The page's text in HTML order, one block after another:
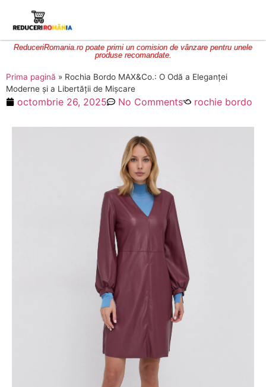
ReduceriRomania.ro poate primi un comision de vânzare pentru unele
produse recomandate.
Prima pagină » Rochia Bordo MAX&Co.: O Odă a Eleganței
Moderne și a Libertății de Mișcare
octombrie 26, 2025 No Comments rochie bordo